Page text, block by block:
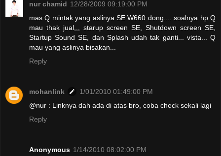
nur chamid 12/28/2009 09:19:00 PM
mas Q mintak yang aslinya SE W660 dong.... soalnya hp Q
mau thak jual,,, starup screen SE, Shutdown screen SE,
Startup Sound SE, dan Splash udah tak ganti... vista... Q
mau yang aslinya bisakan...
Reply
mohanlink
1/01/2010 01:49:00 PM
@nur : Linknya dah ada di atas bro, coba check sekali lagi
Reply
Anonymous 1/14/2010 08:02:00 PM